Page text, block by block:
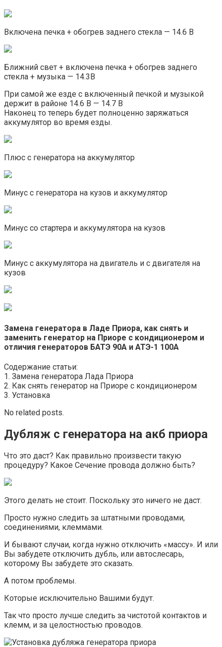
Включена печка + обогрев заднего стекла — 14.6 В
Ближний свет + включена печка + обогрев заднего
стекла + музыка — 14.3В
При самой же езде с включенный печкой и музыкой
держит в районе 14.6 В — 14.7 В
Наконец то теперь будет полноценно заряжаться
аккумулятор во время езды.
Плюс с генератора на аккумулятор
Минус с генератора на кузов и аккумулятор
Минус со стартера и аккумулятора на кузов
Минус с аккумулятора на двигатель и с двигателя на
кузов
Замена генератора в Ладе Приора, как снять и
заменить генератор на Приоре с кондиционером и
отличия генераторов БАТЭ 90А и АТЭ-1 100А
Содержание статьи:
1. Замена генератора Лада Приора
2. Как снять генератор на Приоре с кондиционером
3. Установка
No related posts.
Дубляж с генератора на акб приора
Что это даст? Как правильно произвести такую
процедуру? Какое Сечение провода должно быть?
Этого делать не стоит. Поскольку это ничего не даст.
Просто нужно следить за штатными проводами,
соединениями, клеммами.
И бывают случаи, когда нужно отключить «массу». И или
Вы забудете отключить дубль, или автослесарь,
которому Вы забудете это сказать.
А потом проблемы.
Которые исключительно Вашими будут.
Так что просто лучше следить за чистотой контактов и
клемм, и за целостностью проводов.